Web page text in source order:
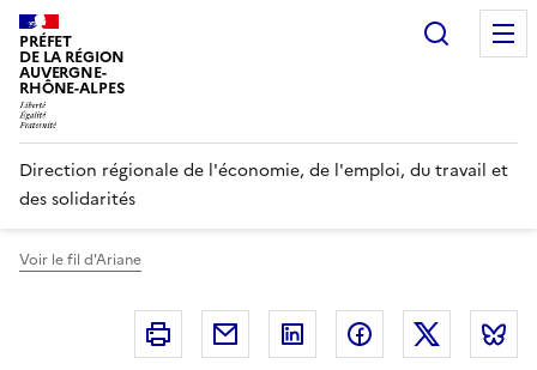
Panneau de gestion des cookies
PRÉFET
DE LA RÉGION
AUVERGNE-
RHÔNE-ALPES
Direction régionale de l'économie, de l'emploi, du travail et
des solidarités
Voir le fil d'Ariane
Imprimer Courriel Linkedin FacebookTwitter